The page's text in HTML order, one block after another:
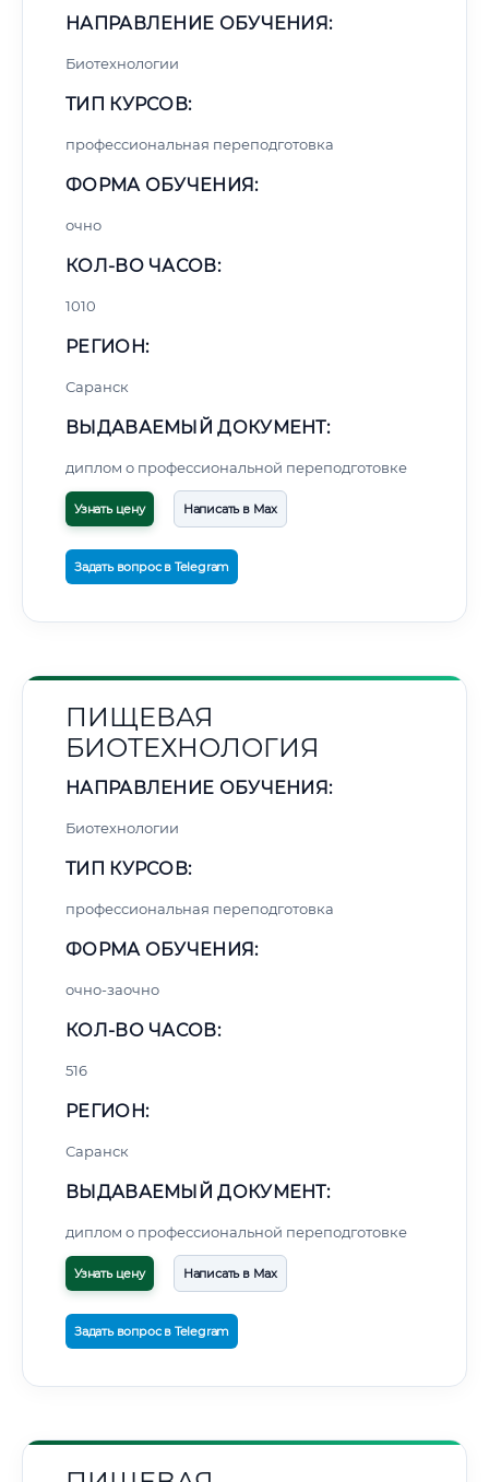
НАПРАВЛЕНИЕ ОБУЧЕНИЯ:
Биотехнологии
ТИП КУРСОВ:
профессиональная переподготовка
ФОРМА ОБУЧЕНИЯ:
очно
КОЛ-ВО ЧАСОВ:
1010
РЕГИОН:
Саранск
ВЫДАВАЕМЫЙ ДОКУМЕНТ:
диплом о профессиональной переподготовке
Узнать цену Написать в Max
Задать вопрос в Telegram
ПИЩЕВАЯ
БИОТЕХНОЛОГИЯ
НАПРАВЛЕНИЕ ОБУЧЕНИЯ:
Биотехнологии
ТИП КУРСОВ:
профессиональная переподготовка
ФОРМА ОБУЧЕНИЯ:
очно-заочно
КОЛ-ВО ЧАСОВ:
516
РЕГИОН:
Саранск
ВЫДАВАЕМЫЙ ДОКУМЕНТ:
диплом о профессиональной переподготовке
Узнать цену Написать в Max
Задать вопрос в Telegram